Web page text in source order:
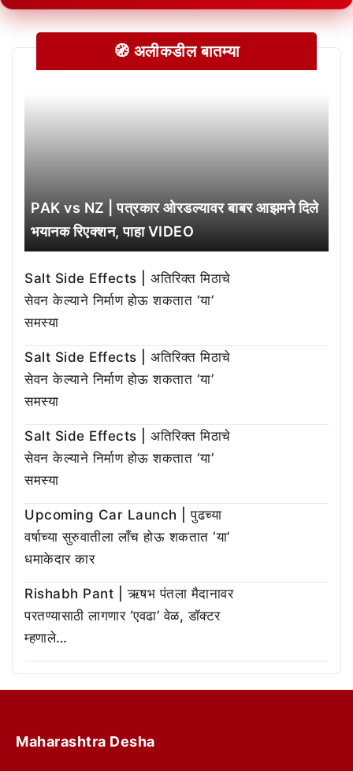
🧭 अलीकडील बातम्या
PAK vs NZ | पत्रकार ओरडल्यावर बाबर आझमने दिले
भयानक रिएक्शन, पाहा VIDEO
Salt Side Effects | अतिरिक्त मिठाचे
सेवन केल्याने निर्माण होऊ शकतात ‘या’
समस्या
Salt Side Effects | अतिरिक्त मिठाचे
सेवन केल्याने निर्माण होऊ शकतात ‘या’
समस्या
Salt Side Effects | अतिरिक्त मिठाचे
सेवन केल्याने निर्माण होऊ शकतात ‘या’
समस्या
Upcoming Car Launch | पुढच्या
वर्षाच्या सुरुवातीला लाँच होऊ शकतात ‘या’
धमाकेदार कार
Rishabh Pant | ऋषभ पंतला मैदानावर
परतण्यासाठी लागणार ‘एवढा’ वेळ, डॉक्टर
म्हणाले…
Maharashtra Desha